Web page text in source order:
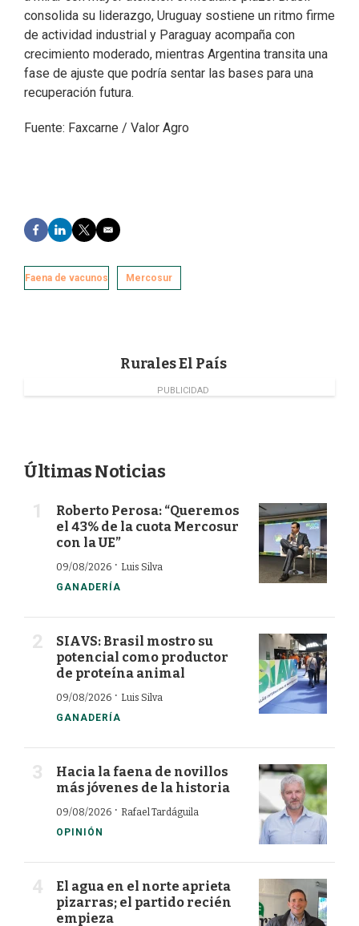
consolida su liderazgo, Uruguay sostiene un ritmo firme
de actividad industrial y Paraguay acompaña con
crecimiento moderado, mientras Argentina transita una
fase de ajuste que podría sentar las bases para una
recuperación futura.
Fuente: Faxcarne / Valor Agro
F
a
e
b
L
i
k
e
T
w
t
t
E
m
i
l
Faena de vacunos Mercosur
Rurales El País
PUBLICIDAD
Últimas Noticias
Roberto Perosa: “Queremos
el 43% de la cuota Mercosur
con la UE”
09/08/2026 · Luis Silva
GANADERÍA
SIAVS: Brasil mostro su
potencial como productor
de proteína animal
09/08/2026 · Luis Silva
GANADERÍA
Hacia la faena de novillos
más jóvenes de la historia
09/08/2026 · Rafael Tardáguila
OPINIÓN
El agua en el norte aprieta
pizarras; el partido recién
empieza